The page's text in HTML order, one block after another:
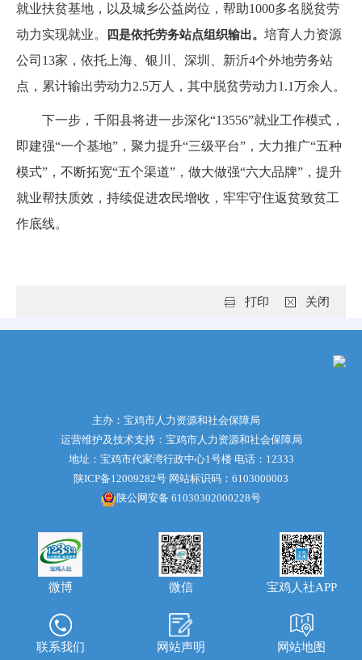
就业扶贫基地，以及城乡公益岗位，帮助1000多名脱贫劳
动力实现就业。
四是依托劳务站点组织输出。 培育人力资源
公司13家，依托上海、银川、深圳、新沂4个外地劳务站
点，累计输出劳动力2.5万人，其中脱贫劳动力1.1万余人。
下一步，千阳县将进一步深化“13556”就业工作模式，
即建强“一个基地”，聚力提升“三级平台”，大力推广“五种
模式”，不断拓宽“五个渠道”，做大做强“六大品牌”，提升
就业帮扶质效，持续促进农民增收，牢牢守住返贫致贫工
作底线。
关闭
打印
主办：宝鸡市人力资源和社会保障局
运营维护及技术支持：宝鸡市人力资源和社会保障局
地址：宝鸡市代家湾行政中心1号楼 电话：12333
陕ICP备12009282号 网站标识码：6103000003
陕公网安备 61030302000228号
微博 微信 宝鸡人社APP
联系我们 网站声明 网站地图